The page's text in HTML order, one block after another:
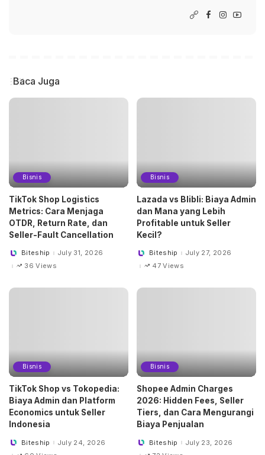
Baca Juga
Bisnis
TikTok Shop Logistics
Metrics: Cara Menjaga
OTDR, Return Rate, dan
Seller-Fault Cancellation
PostedBiteship
July 31, 2026
36 Views
Bisnis
Lazada vs Blibli: Biaya Admin
dan Mana yang Lebih
Profitable untuk Seller
Kecil?
PostedBiteship
July 27, 2026
47 Views
Bisnis
TikTok Shop vs Tokopedia:
Biaya Admin dan Platform
Economics untuk Seller
Indonesia
PostedBiteship
July 24, 2026
Bisnis
Shopee Admin Charges
2026: Hidden Fees, Seller
Tiers, dan Cara Mengurangi
Biaya Penjualan
PostedBiteship
July 23, 2026